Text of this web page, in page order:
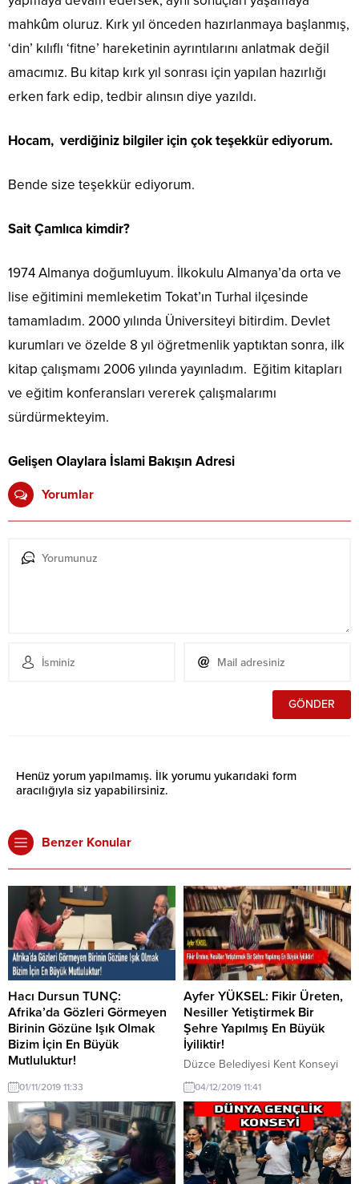
mahkûm oluruz. Kırk yıl önceden hazırlanmaya başlanmış,
‘din’ kılıflı ‘fitne’ hareketinin ayrıntılarını anlatmak değil
amacımız. Bu kitap kırk yıl sonrası için yapılan hazırlığı
erken fark edip, tedbir alınsın diye yazıldı.
Hocam, verdiğiniz bilgiler için çok teşekkür ediyorum.
Bende size teşekkür ediyorum.
Sait Çamlıca kimdir?
1974 Almanya doğumluyum. İlkokulu Almanya’da orta ve
lise eğitimini memleketim Tokat’ın Turhal ilçesinde
tamamladım. 2000 yılında Üniversiteyi bitirdim. Devlet
kurumları ve özelde 8 yıl öğretmenlik yaptıktan sonra, ilk
kitap çalışmamı 2006 yılında yayınladım. Eğitim kitapları
ve eğitim konferansları vererek çalışmalarımı
sürdürmekteyim.
Gelişen Olaylara İslami Bakışın Adresi
Yorumlar
Henüz yorum yapılmamış. İlk yorumu yukarıdaki form
aracılığıyla siz yapabilirsiniz.
Benzer Konular
Hacı Dursun TUNÇ:
Afrika’da Gözleri Görmeyen
Birinin Gözüne Işık Olmak
Bizim İçin En Büyük
Mutluluktur!
“Her iyilik bir sadakadır” sloganı
ile dünyanın birçok mazlum
coğrafyasına, her türlü yardımı
ulaştırma gayreti içerisinde olan
Sadakataşı Derneği’nin Yönetim
Kurulu Üyesi olan değerli eğitimci
Hacı Dursun Tunç ile Sadakataşı
01/11/2019 11:33
Ayfer YÜKSEL: Fikir Üreten,
Nesiller Yetiştirmek Bir
Şehre Yapılmış En Büyük
İyiliktir!
Düzce Belediyesi Kent Konseyi
Kadın Meclisi Başkan Yardımcı
Ayfer Yüksel ile Kent Konseyi
Kadın Meclisi’nin faaliyetleri
hakkında konuştuk. Ayfer Yüksel,
“Düzce Belediyesi Kent Konseyi
Kadın Meclisi; Ellerinin hamurunu
ve beyin kıvrımlarını, güzel
04/12/2019 11:41